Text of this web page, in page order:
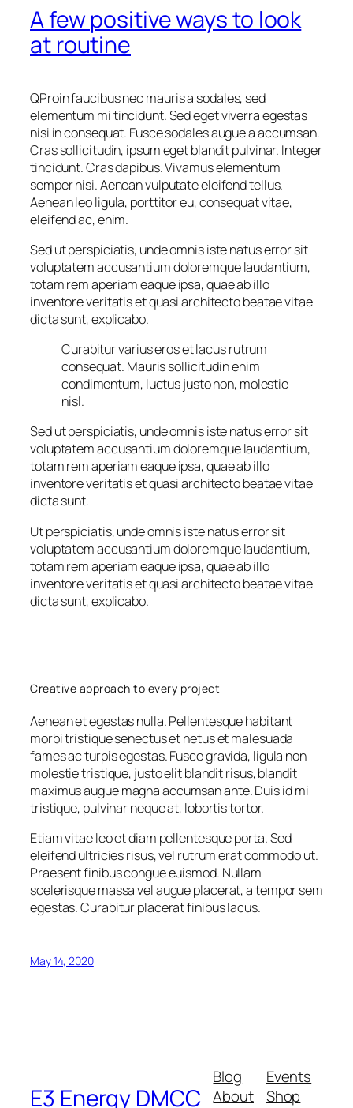
A few positive ways to look
at routine
QProin faucibus nec mauris a sodales, sed
elementum mi tincidunt. Sed eget viverra egestas
nisi in consequat. Fusce sodales augue a accumsan.
Cras sollicitudin, ipsum eget blandit pulvinar. Integer
tincidunt. Cras dapibus. Vivamus elementum
semper nisi. Aenean vulputate eleifend tellus.
Aenean leo ligula, porttitor eu, consequat vitae,
eleifend ac, enim.
Sed ut perspiciatis, unde omnis iste natus error sit
voluptatem accusantium doloremque laudantium,
totam rem aperiam eaque ipsa, quae ab illo
inventore veritatis et quasi architecto beatae vitae
dicta sunt, explicabo.
Curabitur varius eros et lacus rutrum
consequat. Mauris sollicitudin enim
condimentum, luctus justo non, molestie
nisl.
Sed ut perspiciatis, unde omnis iste natus error sit
voluptatem accusantium doloremque laudantium,
totam rem aperiam eaque ipsa, quae ab illo
inventore veritatis et quasi architecto beatae vitae
dicta sunt.
Ut perspiciatis, unde omnis iste natus error sit
voluptatem accusantium doloremque laudantium,
totam rem aperiam eaque ipsa, quae ab illo
inventore veritatis et quasi architecto beatae vitae
dicta sunt, explicabo.
Creative approach to every project
Aenean et egestas nulla. Pellentesque habitant
morbi tristique senectus et netus et malesuada
fames ac turpis egestas. Fusce gravida, ligula non
molestie tristique, justo elit blandit risus, blandit
maximus augue magna accumsan ante. Duis id mi
tristique, pulvinar neque at, lobortis tortor.
Etiam vitae leo et diam pellentesque porta. Sed
eleifend ultricies risus, vel rutrum erat commodo ut.
Praesent finibus congue euismod. Nullam
scelerisque massa vel augue placerat, a tempor sem
egestas. Curabitur placerat finibus lacus.
May 14, 2020
E3 Energy DMCC
Blog
About
Events
Shop